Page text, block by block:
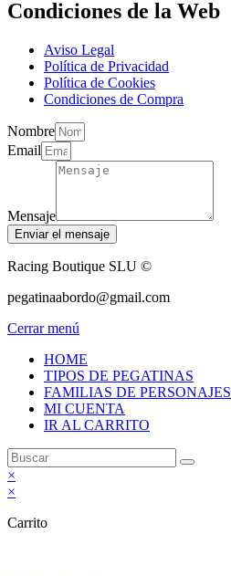
Condiciones de la Web
Aviso Legal
Política de Privacidad
Política de Cookies
Condiciones de Compra
Nombre
Email
Mensaje
Enviar el mensaje
Racing Boutique SLU ©
pegatinaabordo@gmail.com
Cerrar menú
HOME
TIPOS DE PEGATINAS
FAMILIAS DE PERSONAJES
MI CUENTA
IR AL CARRITO
×
×
Carrito